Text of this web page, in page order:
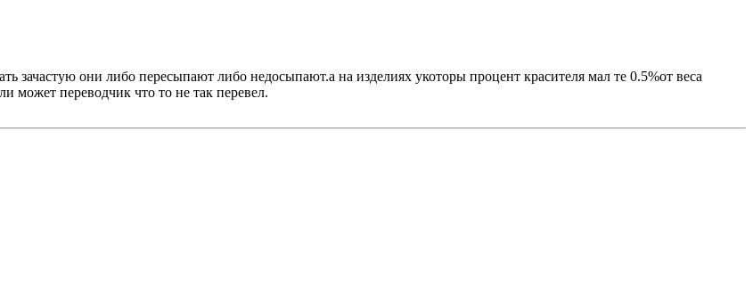
зачастую они либо пересыпают либо недосыпают.а на изделиях укоторы процент красителя мал те 0.5%от веса
может переводчик что то не так перевел.